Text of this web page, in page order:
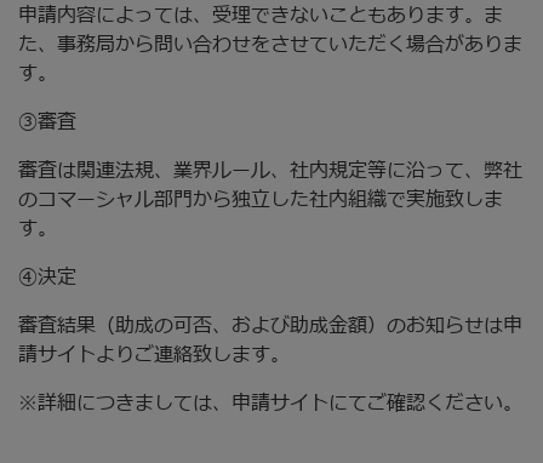
申請内容によっては、受理できないこともあります。ま
た、事務局から問い合わせをさせていただく場合がありま
す。
③審査
審査は関連法規、業界ルール、社内規定等に沿って、弊社
のコマーシャル部門から独立した社内組織で実施致しま
す。
④決定
審査結果（助成の可否、および助成金額）のお知らせは申
請サイトよりご連絡致します。
※詳細につきましては、申請サイトにてご確認ください。